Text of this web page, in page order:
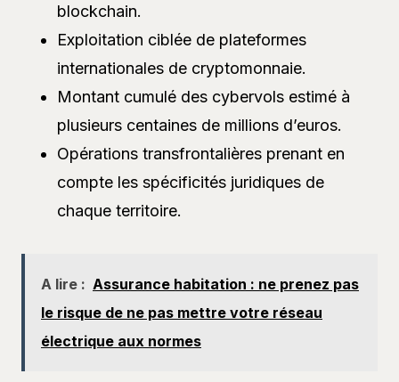
blockchain.
Exploitation ciblée de plateformes
internationales de cryptomonnaie.
Montant cumulé des cybervols estimé à
plusieurs centaines de millions d’euros.
Opérations transfrontalières prenant en
compte les spécificités juridiques de
chaque territoire.
A lire : Assurance habitation : ne prenez pas
le risque de ne pas mettre votre réseau
électrique aux normes